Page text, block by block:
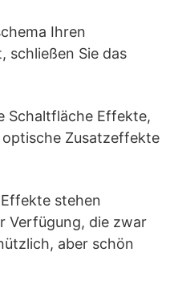
Ihren
schließen Sie das
Schaltfläche Effekte,
Zusatzeffekte
stehen
Verfügung, die zwar
aber schön